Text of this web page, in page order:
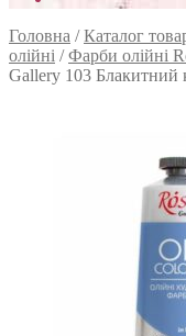
Головна /Каталог
олійні /Фарби олійні
Gallery 103 Блакитний